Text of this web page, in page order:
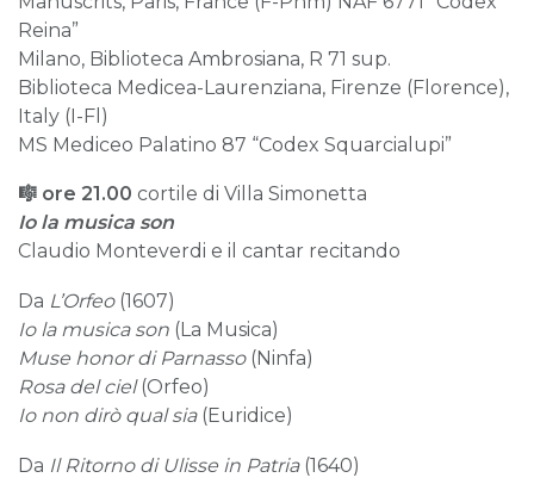
Reina”
Milano, Biblioteca Ambrosiana, R 71 sup.
Biblioteca Medicea-Laurenziana, Firenze (Florence),
Italy (I-Fl)
MS Mediceo Palatino 87 “Codex Squarcialupi”
🎼 ore 21.00 cortile di Villa Simonetta
Io la musica son
Claudio Monteverdi e il cantar recitando
Da L’Orfeo (1607)
Io la musica son (La Musica)
Muse honor di Parnasso(Ninfa)
Rosa del ciel(Orfeo)
Io non dirò qual sia(Euridice)
Da Il Ritorno di Ulisse in Patria (1640)